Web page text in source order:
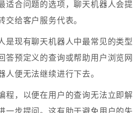
适合问题的选项，聊天机器人会提
交给客户服务代表。
是现有聊天机器人中最常见的类型
答预定义的查询或帮助用户浏览网
人便无法继续进行下去。
程，以便在用户的查询无法立即解
一步提问。这有助于避免用户的失